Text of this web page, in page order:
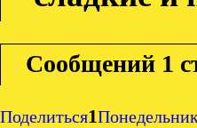
Сообщений 1
Поделиться1